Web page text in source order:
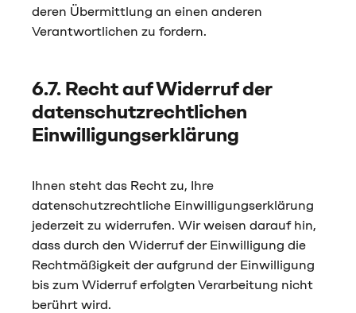
deren Übermittlung an einen anderen
Verantwortlichen zu fordern.
6.7. Recht auf Widerruf der
datenschutzrechtlichen
Einwilligungserklärung
Ihnen steht das Recht zu, Ihre
datenschutzrechtliche Einwilligungserklärung
jederzeit zu widerrufen. Wir weisen darauf hin,
dass durch den Widerruf der Einwilligung die
Rechtmäßigkeit der aufgrund der Einwilligung
bis zum Widerruf erfolgten Verarbeitung nicht
berührt wird.